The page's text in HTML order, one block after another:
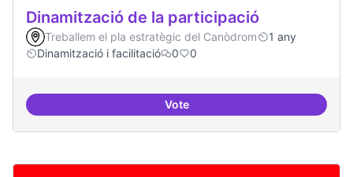
Dinamització de la participació
Treballem el pla estratègic del Canòdrom
1 any
Dinamització i facilitació
0 0
VoteDinamització de la participació